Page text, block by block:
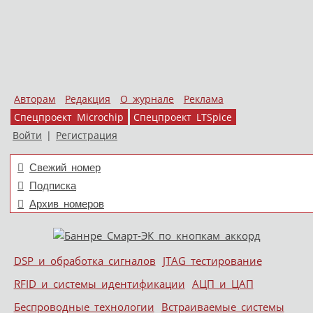
Авторам Редакция О журнале
Реклама
Спецпроект Microchip
Спецпроект LTSpice
Войти | Регистрация
Свежий номер
Подписка
Архив номеров
Меню
Skip to content
DSP и обработка сигналов JTAG тестирование
RFID и системы идентификации АЦП и ЦАП
Беспроводные технологии Встраиваемые системы